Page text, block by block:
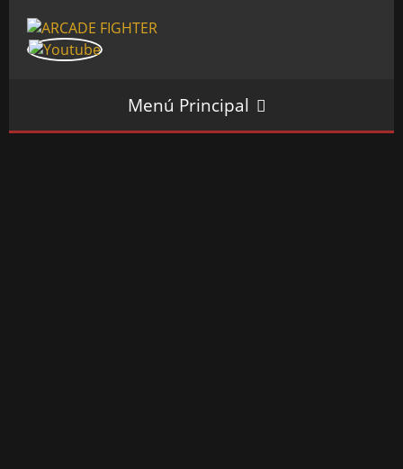
Menú Principal